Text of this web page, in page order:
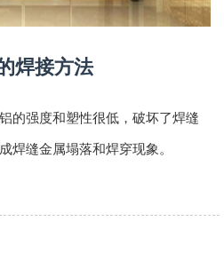
焊接方法
的强度和塑性很低，破坏了焊缝
焊缝金属塌落和焊穿现象。